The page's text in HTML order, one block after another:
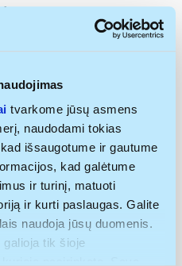
tvarkome jūsų asmens
naudodami tokias
išsaugotume ir gautume
kad galėtume
ir turinį, matuoti
ir kurti paslaugas. Galite
naudoja jūsų duomenis.
tik šioje